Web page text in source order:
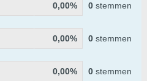
0,00%
0 stemmen
0,00%
0 stemmen
0,00%
0 stemmen